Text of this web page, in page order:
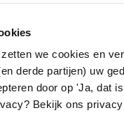
we cookies en
derde partijen) uw
door op 'Ja, dat
Bekijk ons